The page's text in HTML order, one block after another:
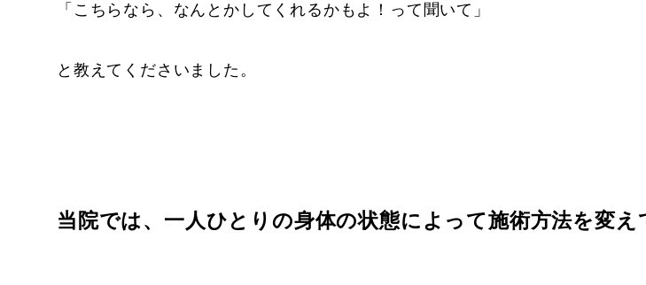
「こちらなら、なんとかしてくれるかもよ！って聞いて」
と教えてくださいました。
当院では、 一人ひとりの身体の状態によって施術方法を変え